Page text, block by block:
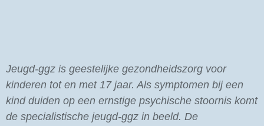
Jeugd-ggz is geestelijke gezondheidszorg voor
kinderen tot en met 17 jaar. Als symptomen bij een
kind duiden op een ernstige psychische stoornis komt
de specialistische jeugd-ggz in beeld. De